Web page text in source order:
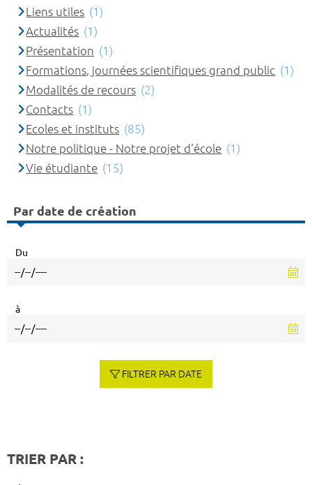
Liens utiles (1)
Actualités (1)
Présentation (1)
Formations, journées scientifiques grand public (1)
Modalités de recours (2)
Contacts (1)
Ecoles et instituts (85)
Notre politique - Notre projet d'école (1)
Vie étudiante (15)
Par date de création
Du
à
FILTRER PAR DATE
TRIER PAR :